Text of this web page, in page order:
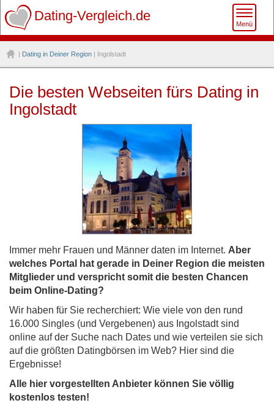
Dating-Vergleich.de
Toggle
Menü
| Dating in Deiner Region | Ingolstadt
Die besten Webseiten fürs Dating in
Ingolstadt
Immer mehr Frauen und Männer daten im Internet. Aber
welches Portal hat gerade in Deiner Region die meisten
Mitglieder und verspricht somit die besten Chancen
beim Online-Dating?
Wir haben für Sie recherchiert: Wie viele von den rund
16.000 Singles (und Vergebenen) aus Ingolstadt sind
online auf der Suche nach Dates und wie verteilen sie sich
auf die größten Datingbörsen im Web? Hier sind die
Ergebnisse!
Alle hier vorgestellten Anbieter können Sie völlig
kostenlos testen!